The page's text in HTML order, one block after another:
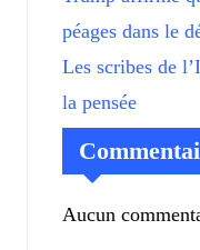
péages dans le
Les scribes de
la pensée
Aucun